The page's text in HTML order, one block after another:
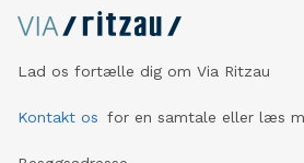
Lad os fortælle dig om Via Ritzau
Kontakt os for en samtale eller læs